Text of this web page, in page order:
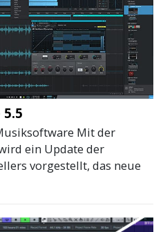
Mit der
ein Update der
vorgestellt, das neue